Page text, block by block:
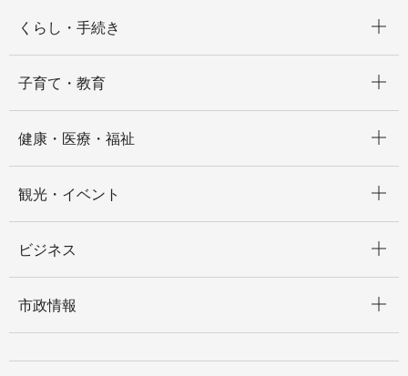
くらし・手続き
子育て・教育
健康・医療・福祉
観光・イベント
ビジネス
市政情報